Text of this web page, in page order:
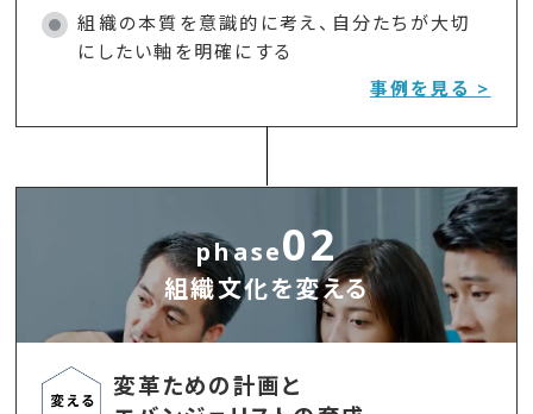
組織の本質を意識的に考え、自分たちが大切
にしたい軸を明確にする
事例を見る >
phase02
組織文化を変える
変革ための計画と